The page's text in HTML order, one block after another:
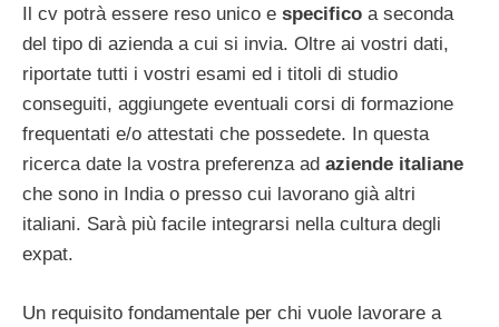
Il cv potrà essere reso unico e specifico a seconda
del tipo di azienda a cui si invia. Oltre ai vostri dati,
riportate tutti i vostri esami ed i titoli di studio
conseguiti, aggiungete eventuali corsi di formazione
frequentati e/o attestati che possedete. In questa
ricerca date la vostra preferenza ad aziende italiane
che sono in India o presso cui lavorano già altri
italiani. Sarà più facile integrarsi nella cultura degli
expat.
Un requisito fondamentale per chi vuole lavorare a